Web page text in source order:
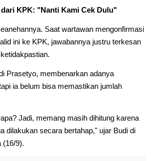
KPK: "Nanti Kami Cek Dulu"
Saat wartawan mengonfirmasi
ini ke KPK, jawabannya justru terkesan
Prasetyo, membenarkan adanya
ia belum bisa memastikan jumlah
Jadi, memang masih dihitung karena
dilakukan secara bertahap," ujar Budi di
(16/9).